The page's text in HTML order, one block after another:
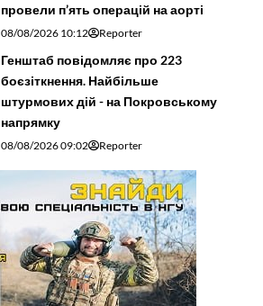
провели п’ять операцій на аорті
08/08/2026 10:12 Reporter
Генштаб повідомляє про 223
боєзіткнення. Найбільше
штурмових дій - на Покровському
напрямку
08/08/2026 09:02 Reporter